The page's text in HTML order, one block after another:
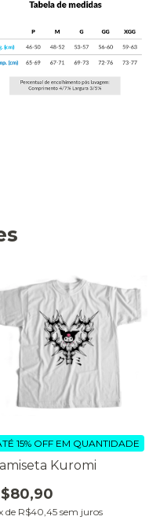
Kuromi
de R$40,45 sem juros
15% OFF EM QUANTIDADE